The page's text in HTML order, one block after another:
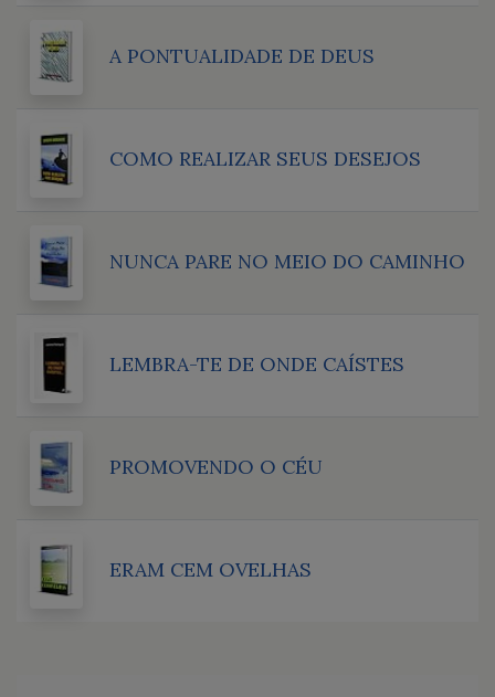
A PONTUALIDADE DE DEUS
COMO REALIZAR SEUS DESEJOS
NUNCA PARE NO MEIO DO CAMINHO
LEMBRA-TE DE ONDE CAÍSTES
PROMOVENDO O CÉU
ERAM CEM OVELHAS